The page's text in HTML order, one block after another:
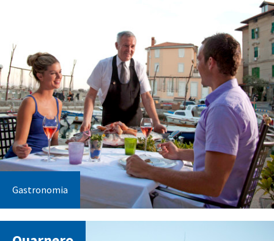
Gastronomia